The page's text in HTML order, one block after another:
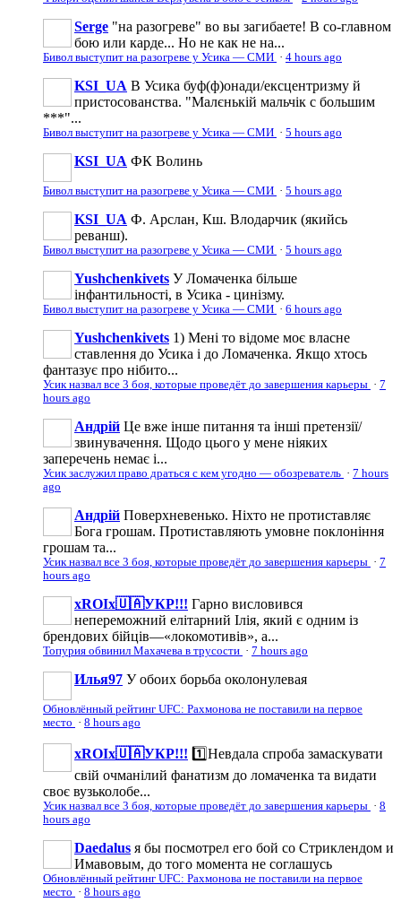
Serge "на разогреве" во вы загибаете! В со-главном
бою или карде... Но не как не на...
Бивол выступит на разогреве у Усика — СМИ · 4 hours ago
KSI_UA В Усика буф(ф)онади/ексцентризму й
пристосованства. "Малєнькій мальчік с большим
***"...
Бивол выступит на разогреве у Усика — СМИ · 5 hours ago
KSI_UA ФК Волинь
Бивол выступит на разогреве у Усика — СМИ · 5 hours ago
KSI_UA Ф. Арслан, Кш. Влодарчик (якийсь
реванш).
Бивол выступит на разогреве у Усика — СМИ · 5 hours ago
Yushchenkivets У Ломаченка більше
інфантильності, в Усика - цинізму.
Бивол выступит на разогреве у Усика — СМИ · 6 hours ago
Yushchenkivets 1) Мені то відоме моє власне
ставлення до Усика і до Ломаченка. Якщо хтось
фантазує про нібито...
Усик назвал все 3 боя, которые проведёт до завершения карьеры · 7
hours ago
Андрій Це вже інше питання та інші претензії/
звинувачення. Щодо цього у мене ніяких
заперечень немає і...
Усик заслужил право драться с кем угодно — обозреватель · 7 hours
ago
Андрій Поверхневенько. Ніхто не протиставляє
Бога грошам. Протиставляють умовне поклоніння
грошам та...
Усик назвал все 3 боя, которые проведёт до завершения карьеры · 7
hours ago
xROIx🇺🇦УКР!!! Гарно висловився
непереможний елітарний Ілія, який є одним із
брендових бійців—«локомотивів», а...
Топурия обвинил Махачева в трусости · 7 hours ago
Илья97 У обоих борьба околонулевая
Обновлённый рейтинг UFC: Рахмонова не поставили на первое
место · 8 hours ago
xROIx🇺🇦УКР!!! 1️⃣Невдала спроба замаскувати
свій очманілий фанатизм до ломаченка та видати
своє вузьколобе...
Усик назвал все 3 боя, которые проведёт до завершения карьеры · 8
hours ago
Daedalus я бы посмотрел его бой со Стриклендом и
Имавовым, до того момента не соглашусь
Обновлённый рейтинг UFC: Рахмонова не поставили на первое
место · 8 hours ago